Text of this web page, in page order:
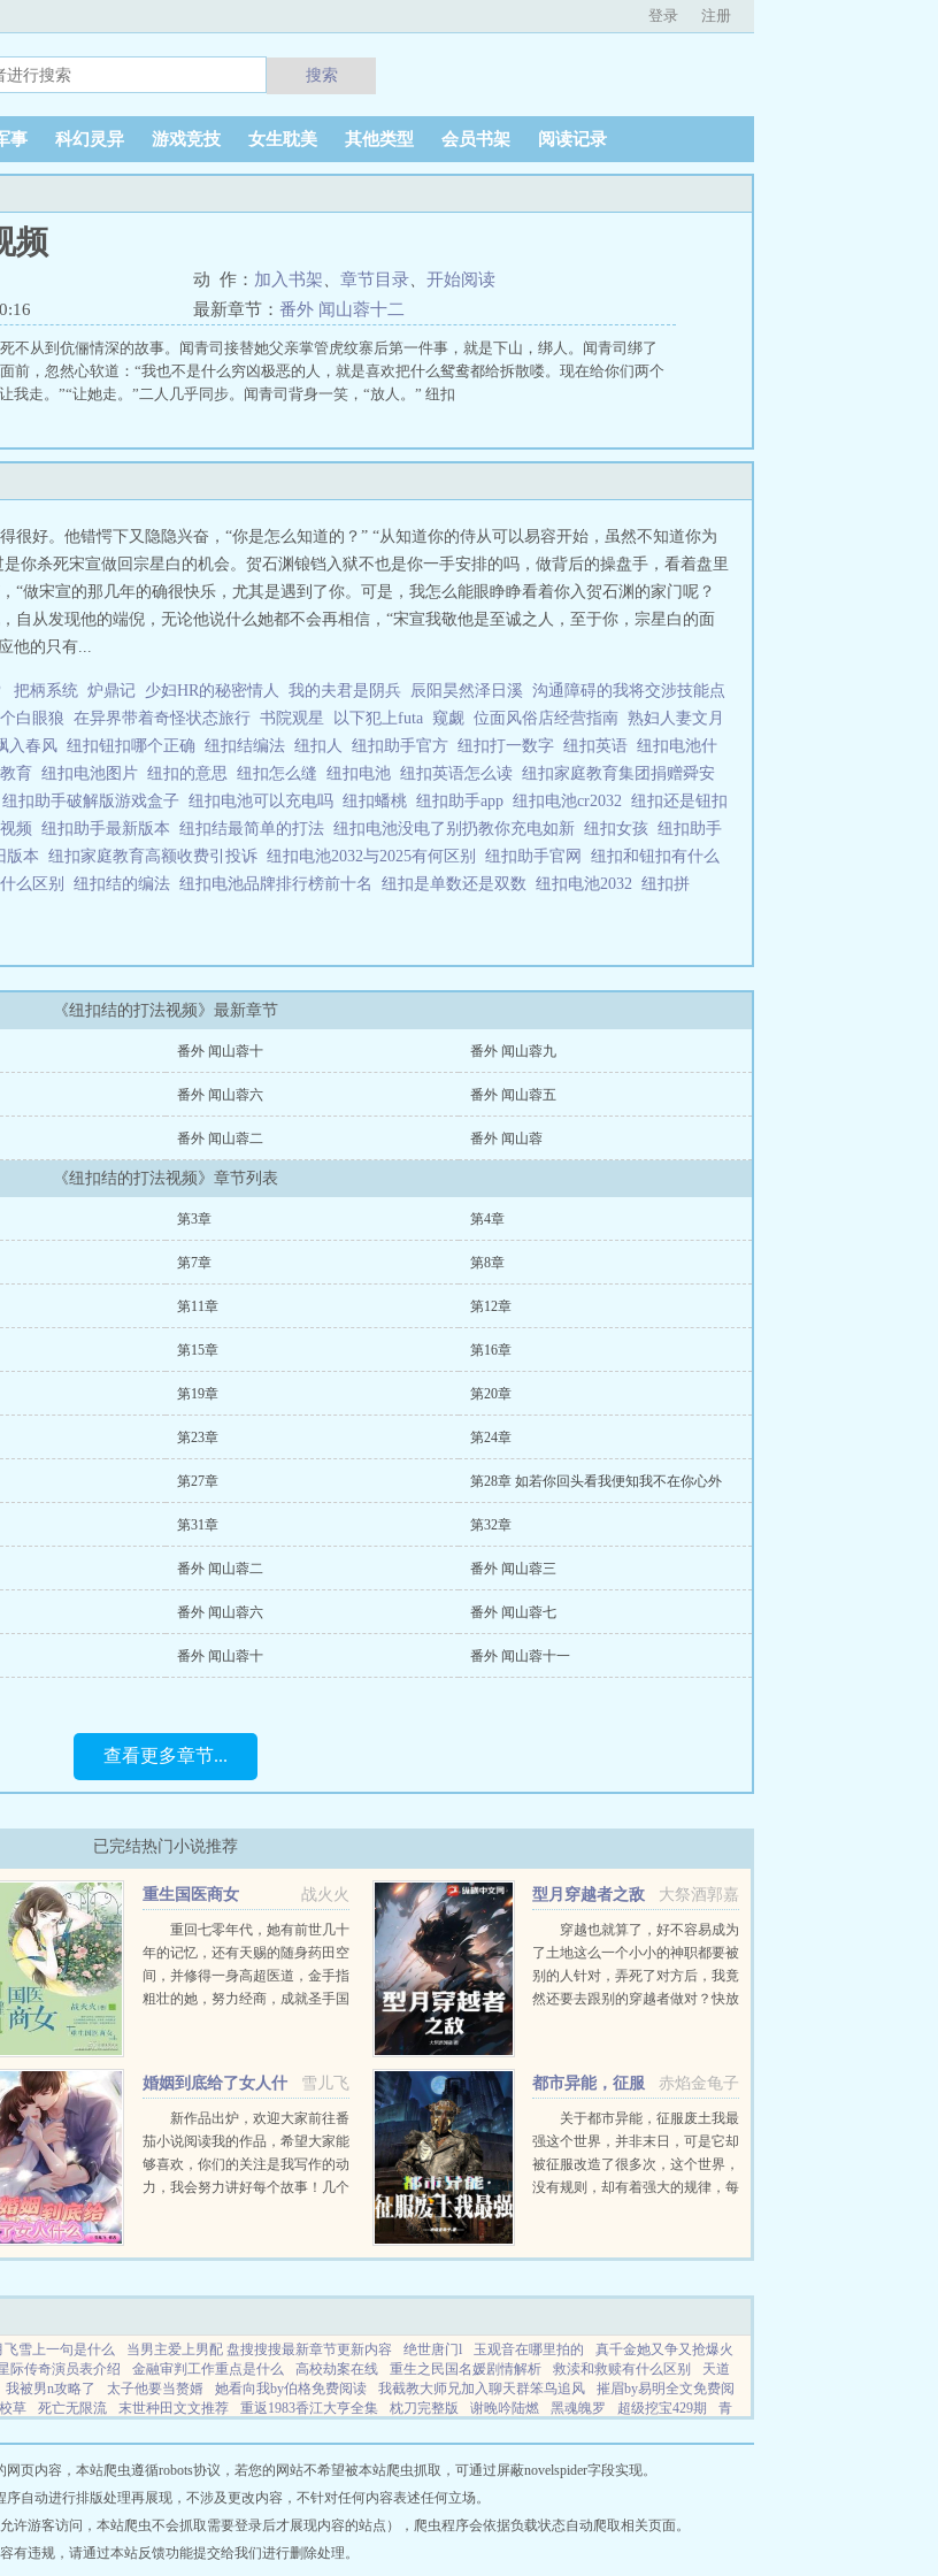
登录 注册
搜索
事 科幻灵异 游戏竞技 女生耽美 其他类型 会员书架 阅读记录
频
动 作： 加入书架 章节目录
开始阅读
最新章节： 番外 闻山蓉十二
不从到伉俪情深的故事。闻青司接替她父亲掌管虎纹寨后第一件事，就是下山，绑人。闻青司绑了
前，忽然心软道：“我也不是什么穷凶极恶的人，就是喜欢把什么鸳鸯都给拆散喽。现在给你们两个
我走。”“让她走。”二人几乎同步。闻青司背身一笑，“放人。” 纽扣
很好。他错愕下又隐隐兴奋，“你是怎么知道的？” “从知道你的侍从可以易容开始，虽然不知道你为
你杀死宋宣做回宗星白的机会。贺石渊锒铛入狱不也是你一手安排的吗，做背后的操盘手，看着盘里
“做宋宣的那几年的确很快乐，尤其是遇到了你。可是，我怎么能眼睁睁看着你入贺石渊的家门呢？
自从发现他的端倪，无论他说什么她都不会再相信，“宋宣我敬他是至诚之人，至于你，宗星白的面
他的只有...
把柄系统 炉鼎记 少妇HR的秘密情人 我的夫君是阴兵 辰阳昊然泽日溪 沟通障碍的我将交涉技能点
白眼狼 在异界带着奇怪状态旅行 书院观星 以下犯上futa 窥觑 位面风俗店经营指南 熟妇人妻文月
入春风 纽扣钮扣哪个正确 纽扣结编法 纽扣人 纽扣助手官方 纽扣打一数字 纽扣英语 纽扣电池什
育 纽扣电池图片 纽扣的意思 纽扣怎么缝 纽扣电池 纽扣英语怎么读 纽扣家庭教育集团捐赠舜安
纽扣助手破解版游戏盒子 纽扣电池可以充电吗 纽扣蟠桃 纽扣助手app 纽扣电池cr2032 纽扣还是钮扣
频 纽扣助手最新版本 纽扣结最简单的打法 纽扣电池没电了别扔教你充电如新 纽扣女孩 纽扣助手
版本 纽扣家庭教育高额收费引投诉 纽扣电池2032与2025有何区别 纽扣助手官网 纽扣和钮扣有什么
么区别 纽扣结的编法 纽扣电池品牌排行榜前十名 纽扣是单数还是双数 纽扣电池2032 纽扣拼
《纽扣结的打法视频》最新章节
番外 闻山蓉十 番外 闻山蓉九
番外 闻山蓉六 番外 闻山蓉五
番外 闻山蓉二 番外 闻山蓉
《纽扣结的打法视频》章节列表
第3章 第4章
第7章 第8章
第11章 第12章
第15章 第16章
第19章 第20章
第23章 第24章
第27章 第28章 如若你回头看我便知我不在你心外
第31章 第32章
番外 闻山蓉二 番外 闻山蓉三
番外 闻山蓉六 番外 闻山蓉七
番外 闻山蓉十 番外 闻山蓉十一
查看更多章节...
已完结热门小说推荐
战火火
重生国医商女
重回七零年代，她有前世几十
年的记忆，还有天赐的随身药田空
间，并修得一身高超医道，金手指
粗壮的她，努力经商，成就圣手国
磨难，终于圆满，和他生出一...
大祭酒郭嘉
型月穿越者之敌
穿越也就算了，好不容易成为
了土地这么一个小小的神职都要被
别的人针对，弄死了对方后，我竟
然还要去跟别的穿越者做对？快放
雪儿飞
婚姻到底给了女人什
新作品出炉，欢迎大家前往番
茄小说阅读我的作品，希望大家能
够喜欢，你们的关注是我写作的动
力，我会努力讲好每个故事！几个
进，有的一次又一次的想翻盘，可
赤焰金龟子
都市异能，征服
废土我最强
关于都市异能，征服废土我最
强这个世界，并非末日，可是它却
被征服改造了很多次，这个世界，
没有规则，却有着强大的规律，每
界，轮流坐庄，谁也不可能彻底的
飞雪上一句是什么 当男主爱上男配 盘搜搜搜最新章节更新内容 绝世唐门l 玉观音在哪里拍的
真千金她又争又抢爆火
际传奇演员表介绍 金融审判工作重点是什么 高校劫案在线 重生之民国名媛剧情解析 救渎和救赎有什么区别
天道
我被男n攻略了 太子他要当赘婿 她看向我by伯格免费阅读 我截教大师兄加入聊天群笨鸟追风
摧眉by易明全文免费阅
草 死亡无限流 末世种田文文推荐 重返1983香江大亨全集 枕刀完整版 谢晚吟陆燃 黑魂魄罗 超级挖宝429期
青
失忆娇娘 落梦池 咒回主角cp夏油杰 前妻凶猛司南渊苏颜沫 穿书成冲喜王妃后续剧情 出狱男演员最新名单
出狱
女毒枭 我在霸总文里当家庭医生 徐莺真实身份 王妃挨打王爷心疼短剧 助他登上皇位却被害死重生后
视频 短剧最强人生系统在线观看 重生之民国名媛的结局 pitbullterrier 诡秘之主苏茜图片
与狼共舞在线观看完整版 三国之袁氏败家子妖惑天下 驯服一条复仇的狗笔趣阁最新章 她好像爱我百度
误惹情深
强人生封了吗 毒妇从良记讲的是什么故事 学渣青春修炼手册在线播放
出狱大哥可喻 我的身体的那个家伙 网站地图
页内容，本站爬虫遵循robots协议，若您的网站不希望被本站爬虫抓取，可通过屏蔽novelspider字段实现。
自动进行排版处理再展现，不涉及更改内容，不针对任何内容表述任何立场。
许游客访问，本站爬虫不会抓取需要登录后才展现内容的站点），爬虫程序会依据负载状态自动爬取相关页面。
有违规，请通过本站反馈功能提交给我们进行删除处理。